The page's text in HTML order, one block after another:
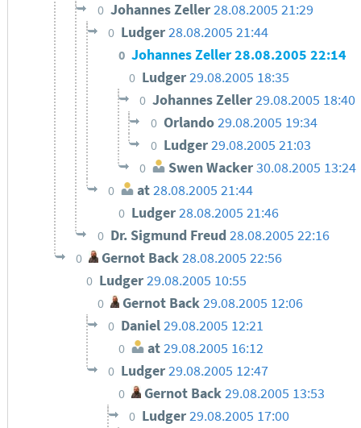
0 Johannes Zeller28.08.2005 21:29
0 Ludger28.08.2005 21:44
0 Johannes Zeller28.08.2005 22:14
0 Ludger29.08.2005 18:35
0 Johannes Zeller29.08.2005 18:40
0 Orlando29.08.2005 19:34
0 Ludger29.08.2005 21:03
0 Swen Wacker30.08.2005 13:24
0 at 28.08.2005 21:44
0 Ludger28.08.2005 21:46
0 Dr. Sigmund Freud 28.08.2005 22:16
0 Gernot Back28.08.2005 22:56
0 Ludger29.08.2005 10:55
0 Gernot Back29.08.2005 12:06
0 Daniel29.08.2005 12:21
0 at29.08.2005 16:12
0 Ludger29.08.2005 12:47
0 Gernot Back29.08.2005 13:53
0 Ludger29.08.2005 17:00